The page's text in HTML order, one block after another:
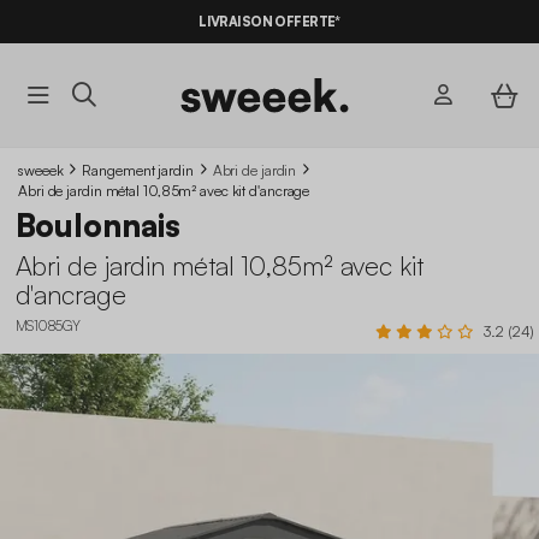
LIVRAISON OFFERTE*
sweeek Rangement jardin
Abri de jardin
Abri de jardin métal 10,85m² avec kit d'ancrage
Boulonnais
Abri de jardin métal 10,85m² avec kit
d'ancrage
MS1085GY 3.2 (24)